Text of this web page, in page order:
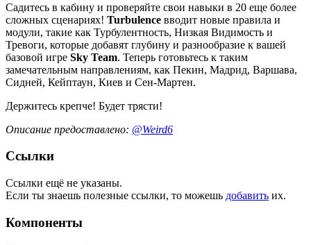
Садитесь в кабину и проверяйте свои навыки в 20 еще более
сложных сценариях! Turbulence вводит новые правила и
модули, такие как Турбулентность, Низкая Видимость и
Тревоги, которые добавят глубину и разнообразие к вашей
базовой игре Sky Team. Теперь готовьтесь к таким
замечательным направлениям, как Пекин, Мадрид, Варшава,
Сидней, Кейптаун, Киев и Сен-Мартен.
Держитесь крепче! Будет трясти!
Описание предоставлено: @Weird6
Ссылки
Ссылки ещё не указаны.
Если ты знаешь полезные ссылки, то можешь добавить их.
Компоненты